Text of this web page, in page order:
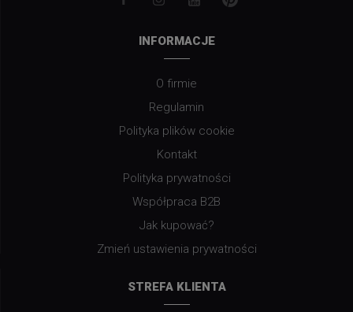
INFORMACJE
O firmie
Regulamin
Polityka plików cookie
Kontakt
Polityka prywatności
Współpraca B2B
Jak kupować?
Zmień ustawienia prywatności
STREFA KLIENTA